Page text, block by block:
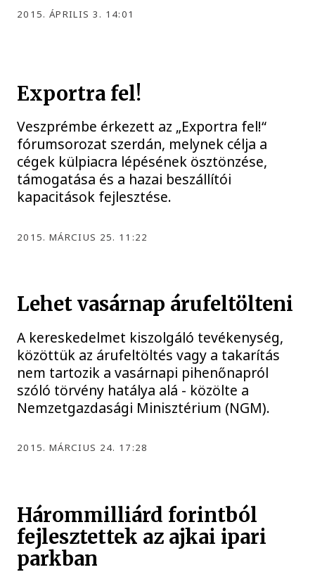
2015. ÁPRILIS 3. 14:01
Exportra fel!
Veszprémbe érkezett az „Exportra fel!“
fórumsorozat szerdán, melynek célja a
cégek külpiacra lépésének ösztönzése,
támogatása és a hazai beszállítói
kapacitások fejlesztése.
2015. MÁRCIUS 25. 11:22
Lehet vasárnap árufeltölteni
A kereskedelmet kiszolgáló tevékenység,
közöttük az árufeltöltés vagy a takarítás
nem tartozik a vasárnapi pihenőnapról
szóló törvény hatálya alá - közölte a
Nemzetgazdasági Minisztérium (NGM).
2015. MÁRCIUS 24. 17:28
Hárommilliárd forintból
fejlesztettek az ajkai ipari
parkban